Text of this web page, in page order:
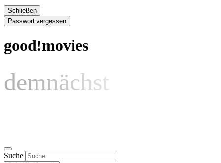
Schließen
Passwort vergessen
good!movies
demnächst
Suche